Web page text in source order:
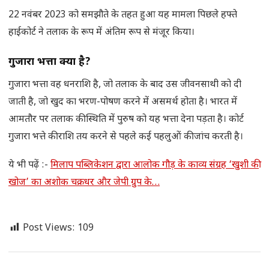
22 नवंबर 2023 को समझौते के तहत हुआ यह मामला पिछले हफ्ते
हाईकोर्ट ने तलाक के रूप में अंतिम रूप से मंजूर किया।
गुजारा भत्ता क्या है?
गुजारा भत्ता वह धनराशि है, जो तलाक के बाद उस जीवनसाथी को दी
जाती है, जो खुद का भरण-पोषण करने में असमर्थ होता है। भारत में
आमतौर पर तलाक की स्थिति में पुरुष को यह भत्ता देना पड़ता है। कोर्ट
गुजारा भत्ते की राशि तय करने से पहले कई पहलुओं की जांच करती है।
ये भी पढ़ें :- मिलाप पब्लिकेशन द्वारा आलोक गौड़ के काव्य संग्रह ‘खुशी की
खोज’ का अशोक चक्रधर और जेपी ग्रुप के…
Post Views: 109